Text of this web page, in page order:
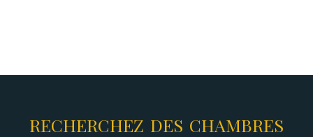
RECHERCHEZ DES CHAMBRES